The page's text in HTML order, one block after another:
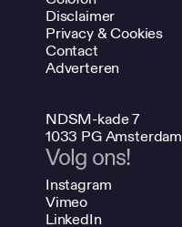
Disclaimer
Privacy & Cookies
Contact
Adverteren
NDSM-kade 7
1033 PG Amsterdam
Volg ons!
Instagram
Vimeo
LinkedIn